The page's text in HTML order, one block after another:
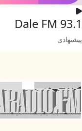
Dale FM 93.1
پیشنهادی